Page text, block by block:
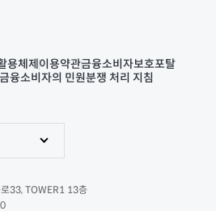
용체제 이용약관금융소비자보호포탈
금융소비자의 민원분쟁 처리 지침
33, TOWER1 13층